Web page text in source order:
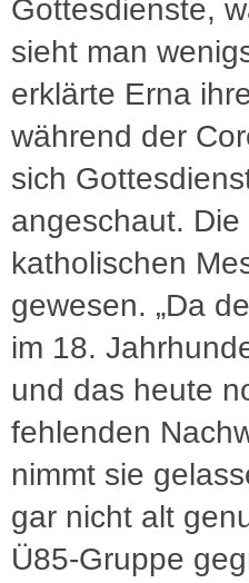
Gottesdienste,
sieht man
erklärte Erna
während der
sich
angeschaut.
katholischen
gewesen. „Da
im 18.
und das heute
fehlenden
nimmt sie
gar nicht alt
Ü85-Gruppe